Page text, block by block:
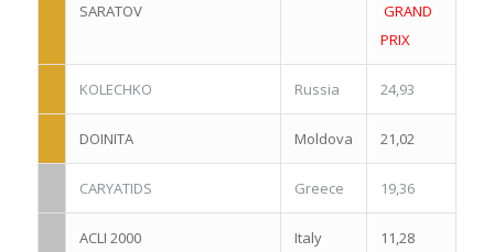
SARATOV
GRAND
PRIX
KOLECHKO Russia 24,93
DOINITA Moldova 21,02
CARYATIDS Greece 19,36
ACLI 2000 Italy
11,28